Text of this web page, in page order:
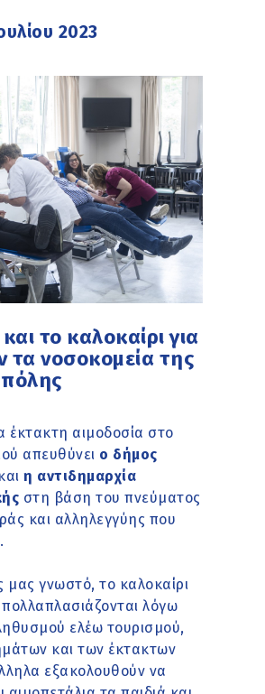
2023
το καλοκαίρι για
τα νοσοκομεία της
πόλης
έκτακτη αιμοδοσία στο
απευθύνει ο δήμος
η αντιδημαρχία
στη βάση του πνεύματος
και αλληλεγγύης που
μας γνωστό, το καλοκαίρι
λόγω
ελέω τουρισμού,
και των έκτακτων
εξακολουθούν να